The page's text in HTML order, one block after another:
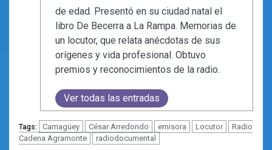
de edad. Presentó en su ciudad natal el
libro De Becerra a La Rampa. Memorias de
un locutor, que relata anécdotas de sus
orígenes y vida profesional. Obtuvo
premios y reconocimientos de la radio.
Ver todas las entradas
Tags: Camagüey César Arredondo emisora Locutor
Radio
Cadena Agramonte
radiodocumental